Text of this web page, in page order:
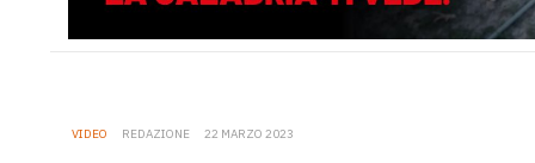
VIDEO REDAZIONE 22 MARZO 2023